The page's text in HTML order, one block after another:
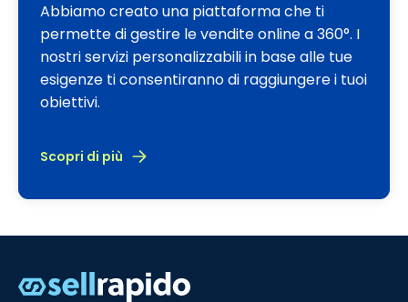
Abbiamo creato una piattaforma che ti
permette di gestire le vendite online a 360°. I
nostri servizi personalizzabili in base alle tue
esigenze ti consentiranno di raggiungere i tuoi
obiettivi.
Scopri di più